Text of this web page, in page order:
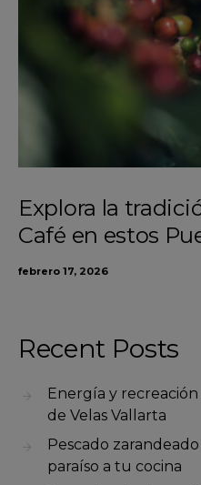
Explora la
Café en estos
febrero 17, 2026
Recent Posts
Energía y
de Velas Vallarta
Pescado
paraíso a tu cocina